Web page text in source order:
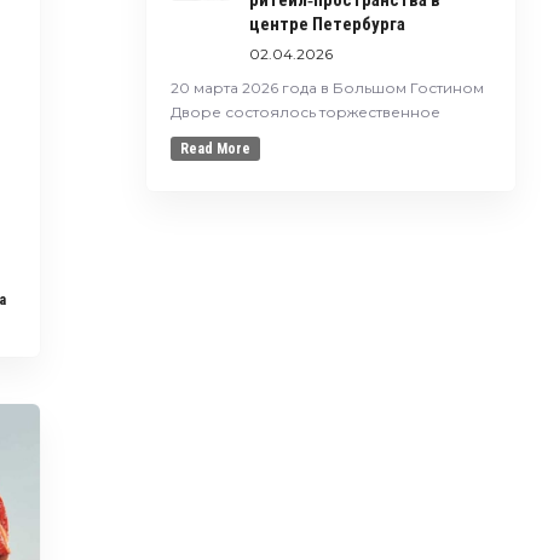
центре Петербурга
02.04.2026
20 марта 2026 года в Большом Гостином
Дворе состоялось торжественное
Read More